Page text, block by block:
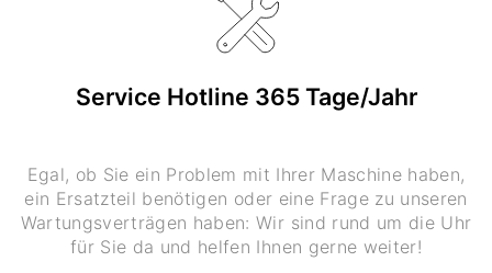
Service Hotline 365 Tage/Jahr
Egal, ob Sie ein Problem mit Ihrer Maschine haben,
ein Ersatzteil benötigen oder eine Frage zu unseren
Wartungsverträgen haben: Wir sind rund um die Uhr
für Sie da und helfen Ihnen gerne weiter!